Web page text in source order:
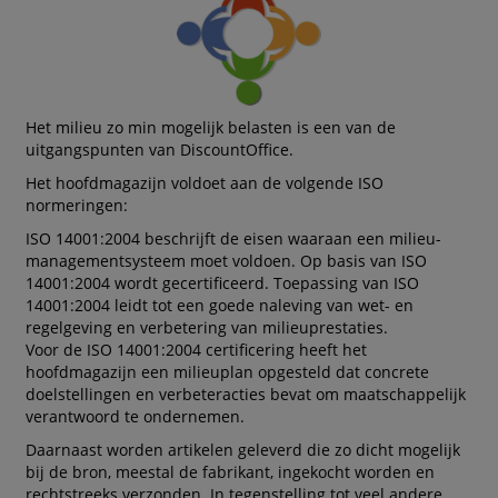
Het milieu zo min mogelijk belasten is een van de
uitgangspunten van DiscountOffice.
Het hoofdmagazijn voldoet aan de volgende ISO
normeringen:
ISO 14001:2004 beschrijft de eisen waaraan een milieu-
managementsysteem moet voldoen. Op basis van ISO
14001:2004 wordt gecertificeerd. Toepassing van ISO
14001:2004 leidt tot een goede naleving van wet- en
regelgeving en verbetering van milieuprestaties.
Voor de ISO 14001:2004 certificering heeft het
hoofdmagazijn een milieuplan opgesteld dat concrete
doelstellingen en verbeteracties bevat om maatschappelijk
verantwoord te ondernemen.
Daarnaast worden artikelen geleverd die zo dicht mogelijk
bij de bron, meestal de fabrikant, ingekocht worden en
rechtstreeks verzonden. In tegenstelling tot veel andere